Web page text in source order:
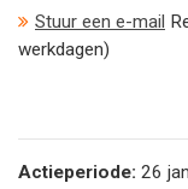
Stuur een e-mail
werkdagen)
Actieperiode: 26